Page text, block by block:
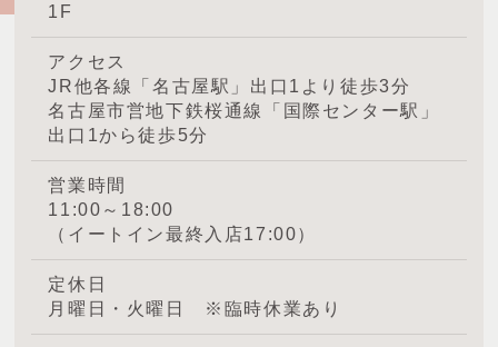
1F
アクセス
JR他各線「名古屋駅」出口1より徒歩3分
名古屋市営地下鉄桜通線「国際センター駅」
出口1から徒歩5分
営業時間
11:00～18:00
（イートイン最終入店17:00）
定休日
月曜日・火曜日 ※臨時休業あり